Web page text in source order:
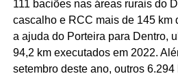
111 baciões nas áreas rurais do
cascalho e RCC mais de 145 km
a ajuda do Porteira para Dentro,
94,2 km executados em 2022.
setembro deste ano, outros